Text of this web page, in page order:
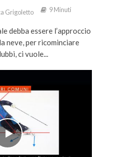
Grigoletto 9 Minuti
debba essere l’approccio
neve, per ricominciare
ci vuole...